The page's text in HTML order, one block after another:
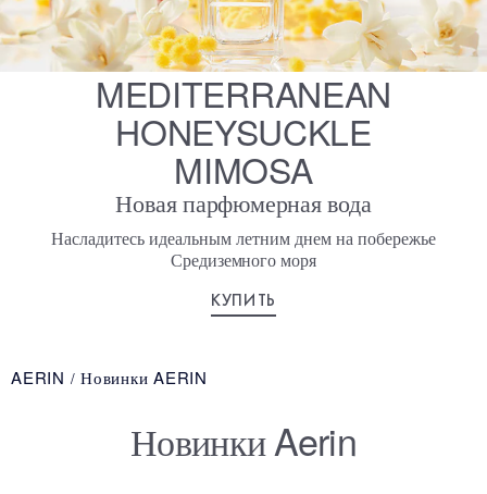
MEDITERRANEAN
HONEYSUCKLE
MIMOSA
Новая парфюмерная вода
Насладитесь идеальным летним днем на побережье
Средиземного моря
КУПИТЬ
AERIN Новинки AERIN
Новинки Aerin